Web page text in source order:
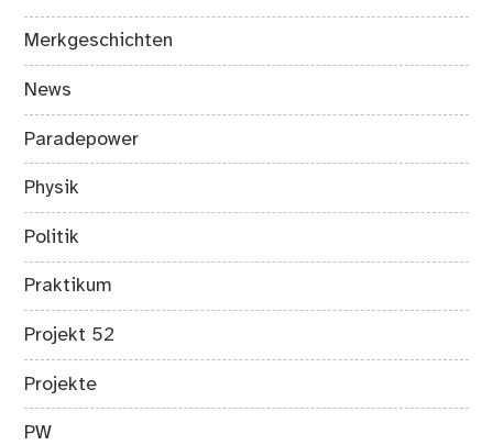
Merkgeschichten
News
Paradepower
Physik
Politik
Praktikum
Projekt 52
Projekte
PW